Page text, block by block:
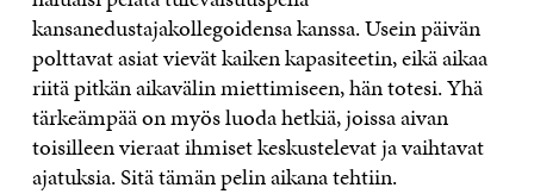
kansanedustajakollegoidensa kanssa. Usein päivän
polttavat asiat vievät kaiken kapasiteetin, eikä aikaa
riitä pitkän aikavälin miettimiseen, hän totesi. Yhä
tärkeämpää on myös luoda hetkiä, joissa aivan
toisilleen vieraat ihmiset keskustelevat ja vaihtavat
ajatuksia. Sitä tämän pelin aikana tehtiin.